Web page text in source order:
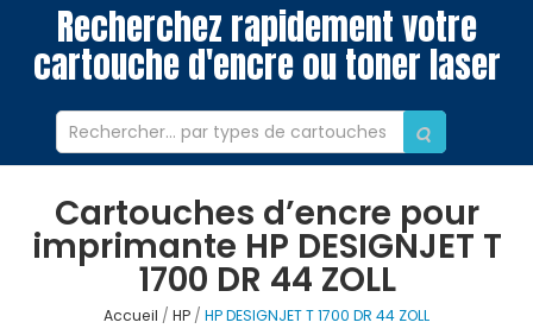
Recherchez rapidement votre
cartouche d'encre ou toner laser
Cartouches d’encre pour
imprimante HP DESIGNJET T
1700 DR 44 ZOLL
Accueil HP HP DESIGNJET T 1700 DR 44 ZOLL